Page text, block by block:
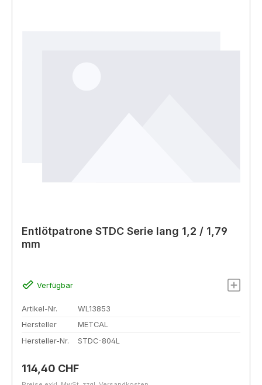
Entlötpatrone STDC Serie lang 1,2 / 1,79
mm
Verfügbar
Artikel-Nr.
WL13853
Hersteller
METCAL
Hersteller-Nr.
STDC-804L
Regulärer Preis:
114,40 CHF